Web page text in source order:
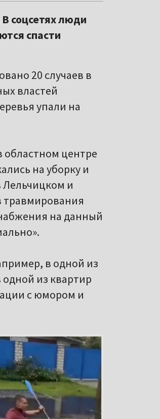
соцсетях люди
спасти
20 случаев в
властей
упали на
центре
на уборку и
Лельчицком и
травмирования
на данный
в одной из
из квартир
с юмором и